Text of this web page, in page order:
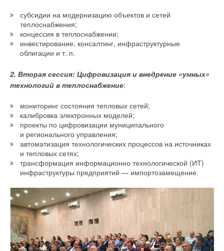
субсидии на модернизацию объектов и сетей
теплоснабжения;
концессия в теплоснабжении;
инвестирование, консалтинг, инфраструктурные
облигации и т. п.
2. Вторая сессия: Цифровизация и внедрение «умных»
технологий в теплоснабжение:
мониторинг состояния тепловых сетей;
калибровка электронных моделей;
проекты по цифровизации муниципального
и регионального управления;
автоматизация технологических процессов на источниках
и тепловых сетях;
трансформация информационно технологической (ИТ)
инфраструктуры предприятий — импортозамещение.
Текст комментария